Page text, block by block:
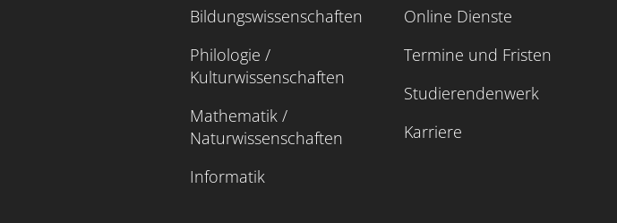
Bildungswissenschaften
Philologie /
Kulturwissenschaften
Mathematik /
Naturwissenschaften
Informatik
Online Dienste
Termine und Fristen
Studierendenwerk
Karriere